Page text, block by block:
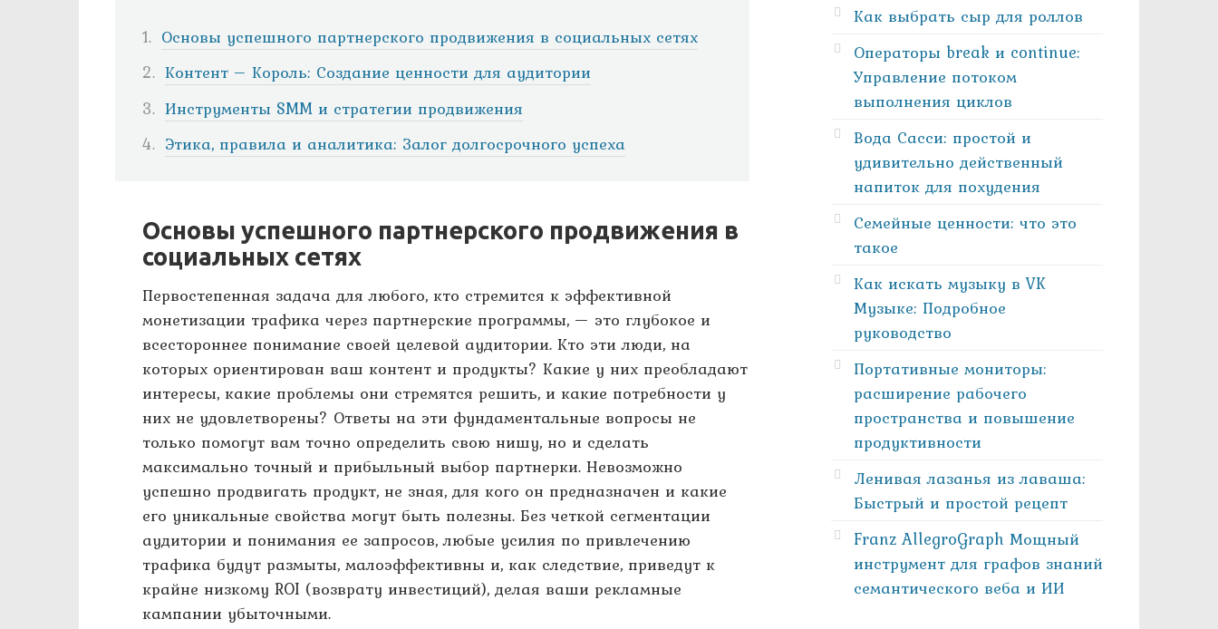
Основы успешного партнерского продвижения в социальных сетях
Контент – Король: Создание ценности для аудитории
Инструменты SMM и стратегии продвижения
Этика, правила и аналитика: Залог долгосрочного успеха
Основы успешного партнерского продвижения в
социальных сетях
Первостепенная задача для любого, кто стремится к эффективной
монетизации трафика через партнерские программы, — это глубокое и
всестороннее понимание своей целевой аудитории. Кто эти люди, на
которых ориентирован ваш контент и продукты? Какие у них преобладают
интересы, какие проблемы они стремятся решить, и какие потребности у
них не удовлетворены? Ответы на эти фундаментальные вопросы не
только помогут вам точно определить свою нишу, но и сделать
максимально точный и прибыльный выбор партнерки. Невозможно
успешно продвигать продукт, не зная, для кого он предназначен и какие
его уникальные свойства могут быть полезны. Без четкой сегментации
аудитории и понимания ее запросов, любые усилия по привлечению
трафика будут размыты, малоэффективны и, как следствие, приведут к
крайне низкому ROI (возврату инвестиций), делая ваши рекламные
кампании убыточными.
Как выбрать сыр для роллов
Операторы break и continue:
Управление потоком
выполнения циклов
Вода Сасси: простой и
удивительно действенный
напиток для похудения
Семейные ценности: что это
такое
Как искать музыку в VK
Музыке: Подробное
руководство
Портативные мониторы:
расширение рабочего
пространства и повышение
продуктивности
Ленивая лазанья из лаваша:
Быстрый и простой рецепт
Franz AllegroGraph Мощный
инструмент для графов знаний
семантического веба и ИИ